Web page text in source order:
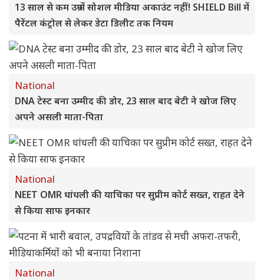
13 साल से कम उम्र में सोशल मीडिया अकाउंट नहीं! SHIELD Bill में
पैरेंटल कंट्रोल से लेकर डेटा डिलीट तक नियम
National
DNA टेस्ट बना उम्मीद की डोर, 23 साल बाद बेटी ने खोज लिए
अपने असली माता-पिता
National
NEET OMR धांधली की याचिका पर सुप्रीम कोर्ट सख्त, राहत देने
से किया साफ इनकार
National